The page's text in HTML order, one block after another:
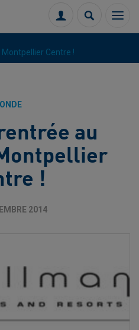
Menu
Connexion
Centre !
au
!
2014